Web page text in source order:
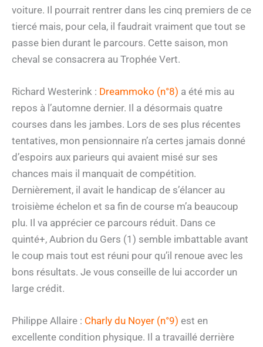
voiture. Il pourrait rentrer dans les cinq premiers de ce
tiercé mais, pour cela, il faudrait vraiment que tout se
passe bien durant le parcours. Cette saison, mon
cheval se consacrera au Trophée Vert.
Richard Westerink : Dreammoko (n°8) a été mis au
repos à l’automne dernier. Il a désormais quatre
courses dans les jambes. Lors de ses plus récentes
tentatives, mon pensionnaire n’a certes jamais donné
d’espoirs aux parieurs qui avaient misé sur ses
chances mais il manquait de compétition.
Dernièrement, il avait le handicap de s’élancer au
troisième échelon et sa fin de course m’a beaucoup
plu. Il va apprécier ce parcours réduit. Dans ce
quinté+, Aubrion du Gers (1) semble imbattable avant
le coup mais tout est réuni pour qu’il renoue avec les
bons résultats. Je vous conseille de lui accorder un
large crédit.
Philippe Allaire : Charly du Noyer (n°9) est en
excellente condition physique. Il a travaillé derrière